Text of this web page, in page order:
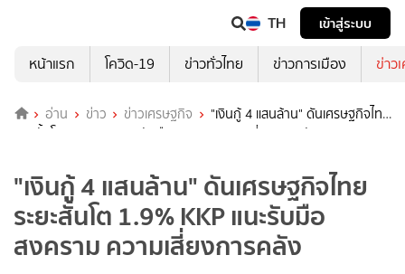
TH
เข้าสู่ระบบ
หน้าแรก
โควิด-19 ข่าวทั่วไทย ข่าวการเมือง ข่าว
อ่าน ข่าว ข่าวเศรษฐกิจ
"เงินกู้ 4 แสนล้าน" ดันเศรษฐกิจไทย
ระยะสั้นโต 1.9% KKP แนะรับมือสงคราม ความเสี่ยงการคลัง
"เงินกู้ 4 แสนล้าน" ดันเศรษฐกิจไทย
ระยะสั้นโต 1.9% KKP แนะรับมือ
สงคราม ความเสี่ยงการคลัง